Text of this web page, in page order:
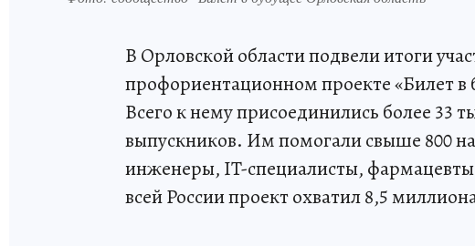
В Орловской области подвели итоги
профориентационном проекте «Билет в
Всего к нему присоединились более 33
выпускников. Им помогали свыше 800
инженеры, IT-специалисты,
всей России проект охватил 8,5